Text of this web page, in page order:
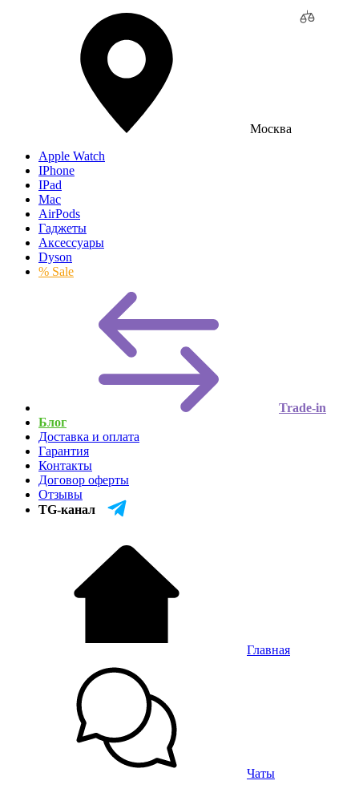
Москва
Apple Watch
IPhone
IPad
Mac
AirPods
Гаджеты
Аксессуары
Dyson
% Sale
Trade-in
Блог
Доставка и оплата
Гарантия
Контакты
Договор оферты
Отзывы
TG-канал
Главная
Чаты